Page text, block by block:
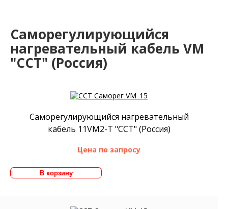
Саморегулирующийся
нагревательный кабель VM
"ССТ" (Россия)
Саморегулирующийся нагревательный
кабель 11VM2-T "ССТ" (Россия)
Цена по запросу